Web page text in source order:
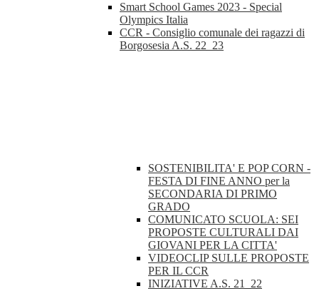
Smart School Games 2023 - Special
Olympics Italia
CCR - Consiglio comunale dei ragazzi di
Borgosesia A.S. 22_23
SOSTENIBILITA' E POP CORN -
FESTA DI FINE ANNO per la
SECONDARIA DI PRIMO
GRADO
COMUNICATO SCUOLA: SEI
PROPOSTE CULTURALI DAI
GIOVANI PER LA CITTA'
VIDEOCLIP SULLE PROPOSTE
PER IL CCR
INIZIATIVE A.S. 21_22